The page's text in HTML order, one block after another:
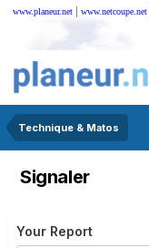
www.planeur.net | www.netcoupe.net
Technique & Matos
Signaler
Your Report